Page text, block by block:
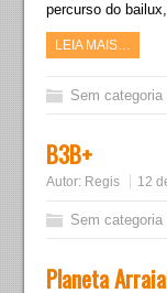
percurso do
LEIA MAIS…
Sem categoria
B3B+
Autor: Regis 12
Sem categoria
Planeta